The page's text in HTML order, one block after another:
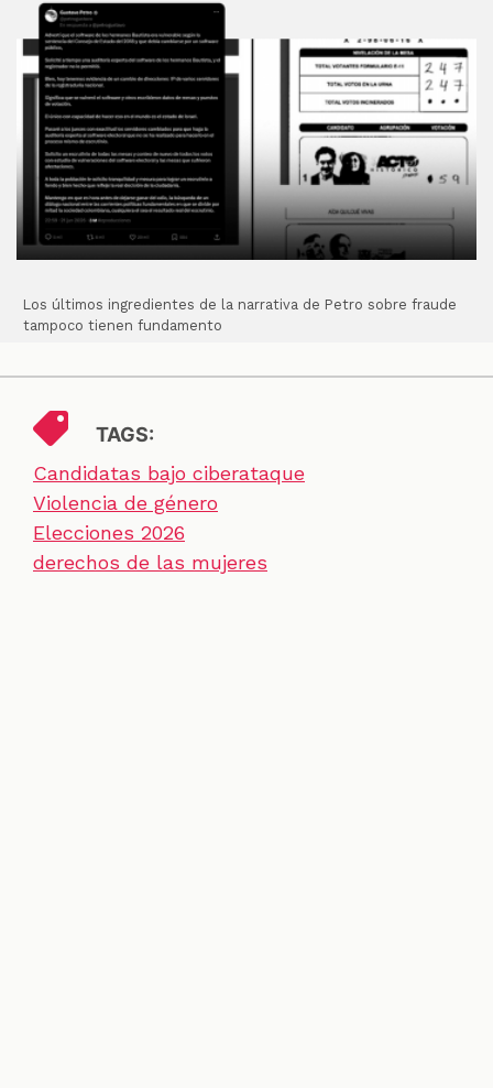
Los últimos ingredientes de la narrativa de Petro sobre fraude
tampoco tienen fundamento
TAGS:
Candidatas bajo ciberataque
Violencia de género
Elecciones 2026
derechos de las mujeres